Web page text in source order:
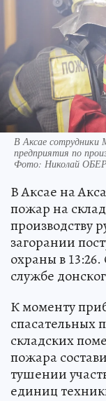
В Аксае
предприятия по
Фото: Николай
В Аксае на
пожар на
производству
загорании
охраны в
службе
К моменту
спасательных
складских
пожара
тушении
единиц